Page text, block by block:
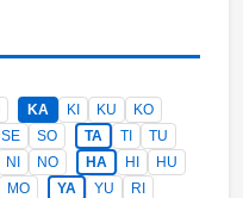
KA KI KU
KO
SE SO TA TI
TU
NI NO HA HI
HU
MO YA YU
RI